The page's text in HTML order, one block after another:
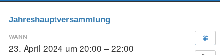
Jahreshauptversammlung
WANN:
23. April 2024 um 20:00 – 22:00